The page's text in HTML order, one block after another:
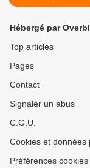
Hébergé par
Top articles
Pages
Contact
Signaler un abus
C.G.U.
Cookies et données
Préférences cookies